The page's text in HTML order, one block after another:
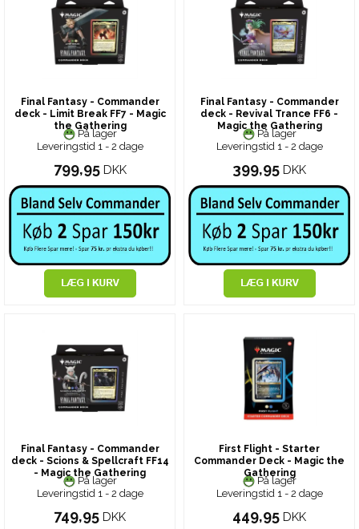
Final Fantasy - Commander
deck - Limit Break FF7 - Magic
the Gathering
På lager
Leveringstid 1 - 2 dage
799,95 DKK
Final Fantasy - Commander
deck - Revival Trance FF6 -
Magic the Gathering
På lager
Leveringstid 1 - 2 dage
399,95 DKK
Final Fantasy - Commander
deck - Scions & Spellcraft FF14
- Magic the Gathering
På lager
Leveringstid 1 - 2 dage
749,95 DKK
First Flight - Starter
Commander Deck - Magic the
Gathering
På lager
Leveringstid 1 - 2 dage
449,95 DKK